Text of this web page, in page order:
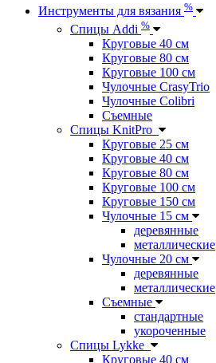
Инструменты для вязания %
Спицы Addi %
Круговые 40 см
Круговые 80 см
Круговые 100 см
Чулочные CrasyTrio
Чулочные Colibri
Съемные
Спицы KnitPro
Круговые 25 см
Круговые 40 см
Круговые 80 см
Круговые 100 см
Круговые 150 см
Чулочные 15 см
деревянные
металлические
Чулочные 20 см
деревянные
металлические
Съемные
стандартные
укороченные
Спицы Lykke
Круговые 40 см